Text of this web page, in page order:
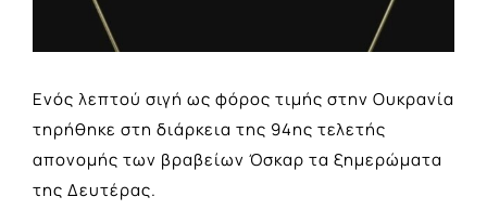
Ενός λεπτού σιγή ως φόρος τιμής στην Ουκρανία
τηρήθηκε στη διάρκεια της 94ης τελετής
απονομής των βραβείων Όσκαρ τα ξημερώματα
της Δευτέρας.